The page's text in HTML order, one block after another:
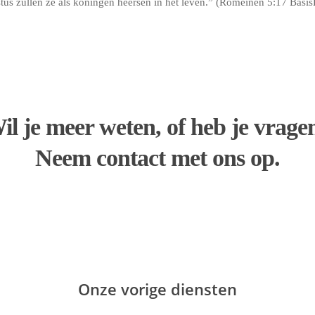
je meer weten, of heb je
Neem contact met ons op.
Onze vorige diensten